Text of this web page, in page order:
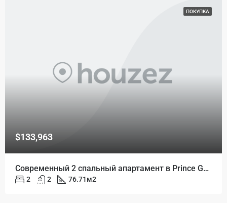
ПОКУПКА
$133,963
Современный 2 спальный апартамент в Prince Golden Bay
2 2 76.71м2